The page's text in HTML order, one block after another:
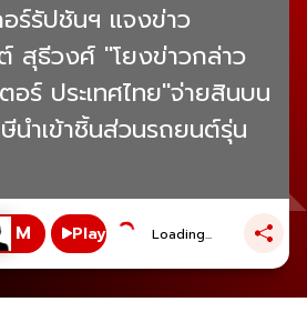
ร์รัปชันฯ แจงข่าว
สุธีวงศ์ "โยงข่าวกล่าว
อร์ ประเทศไทย"จ่ายสินบน
นำเข้าชิ้นส่วนรถยนต์รุ่น
Play Loading...